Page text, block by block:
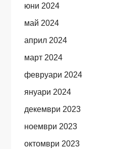
юни 2024
май 2024
април 2024
март 2024
февруари 2024
януари 2024
декември 2023
ноември 2023
октомври 2023